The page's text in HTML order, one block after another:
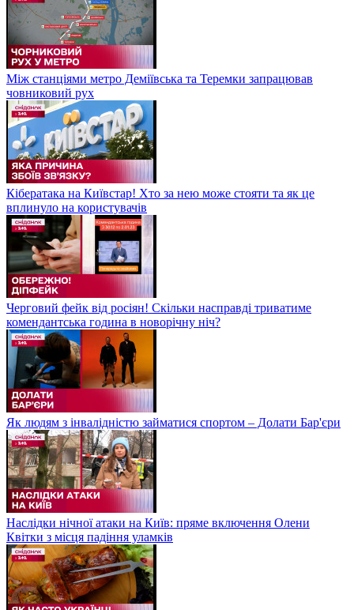
Між станціями метро Деміївська та Теремки запрацював
човниковий рух
Кібератака на Київстар! Хто за нею може стояти та як це
вплинуло на користувачів
Черговий фейк від росіян! Скільки насправді триватиме
комендантська година в новорічну ніч?
Як людям з інвалідністю займатися спортом – Долати Бар'єри
Наслідки нічної атаки на Київ: пряме включення Олени
Квітки з місця падіння уламків